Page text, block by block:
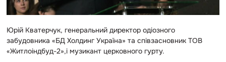
Юрій Кватерчук, генеральний директор одіозного
забудовника «БД Холдинг Україна» та співзасновник ТОВ
«Житлоіндбуд-2»,і музикант церковного гурту.